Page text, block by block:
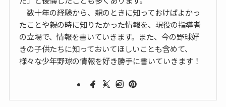
数十年の経験から、親のときに知っておけばよかっ
たことや親の時に知りたかった情報を、現役の指導者
の立場で、情報を書いていきます。また、今の野球好
きの子供たちに知っておいてほしいことも含めて、
様々な少年野球の情報を好き勝手に書いていきます！